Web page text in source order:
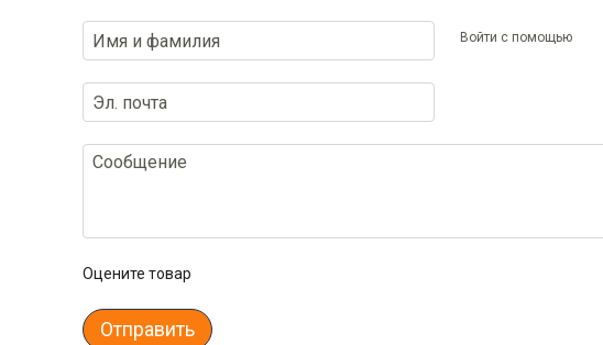
Войти с помощью
Оцените товар
Отправить